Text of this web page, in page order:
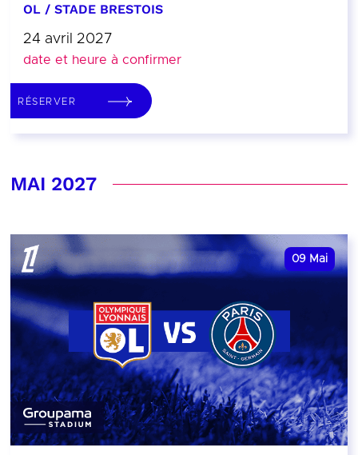
OL / STADE BRESTOIS
24 avril 2027
date et heure à confirmer
RÉSERVER
MAI 2027
09 Mai